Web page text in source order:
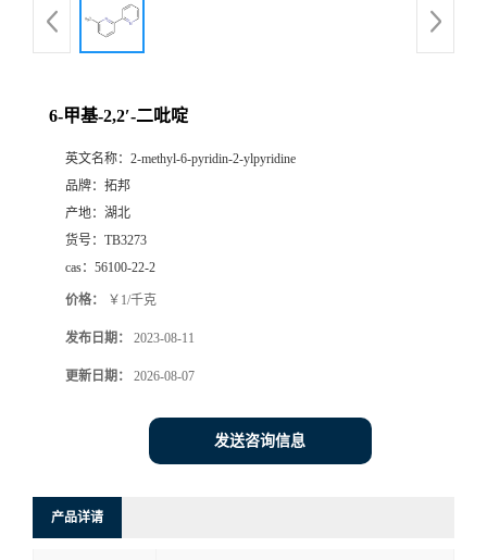
6-甲基-2,2′-二吡啶
英文名称： 2-methyl-6-pyridin-2-ylpyridine
品牌： 拓邦
产地： 湖北
货号： TB3273
cas： 56100-22-2
价格： ￥1/千克
发布日期： 2023-08-11
更新日期： 2026-08-07
发送咨询信息
产品详请